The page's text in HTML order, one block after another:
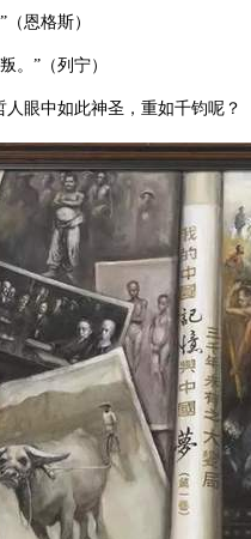
恩格斯）
。”（列宁）
人眼中如此神圣，重如千钧呢？